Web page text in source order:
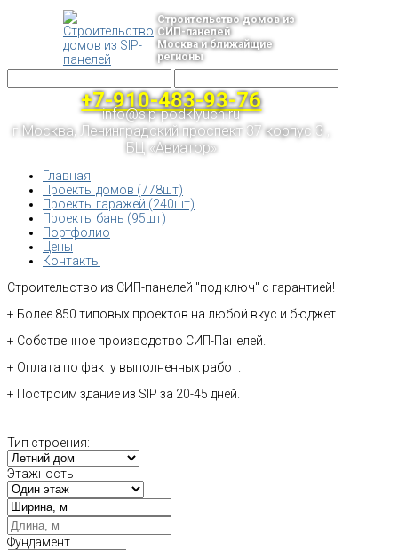
Строительство домов из
СИП-панелей
Москва и ближайщие
регионы
+7-910-483-93-76
info@sip-podklyuch.ru
г.Москва, Ленинградский проспект 37 корпус 3 ,
БЦ «Авиатор»
Главная
Проекты домов (778шт)
Проекты гаражей (240шт)
Проекты бань (95шт)
Портфолио
Цены
Контакты
Строительство из СИП-панелей "под ключ" с гарантией!
+ Более 850 типовых проектов на любой вкус и бюджет.
+ Собственное производство СИП-Панелей.
+ Оплата по факту выполненных работ.
+ Построим здание из SIP за 20-45 дней.
Тип строения:
Этажность
Фундамент